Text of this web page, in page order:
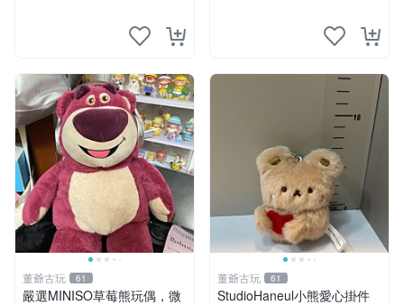
董爺古玩 61
嚴選MINISO草莓熊玩偶，微
董爺古玩 61
StudioHaneul小熊愛心掛件